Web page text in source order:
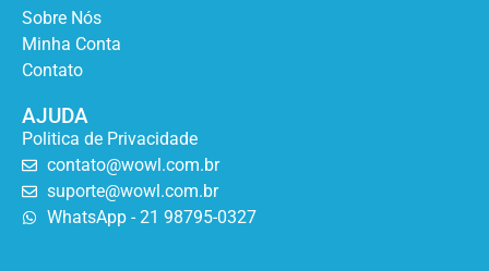
Sobre Nós
Minha Conta
Contato
AJUDA
Politica de Privacidade
contato@wowl.com.br
suporte@wowl.com.br
WhatsApp - 21 98795-0327